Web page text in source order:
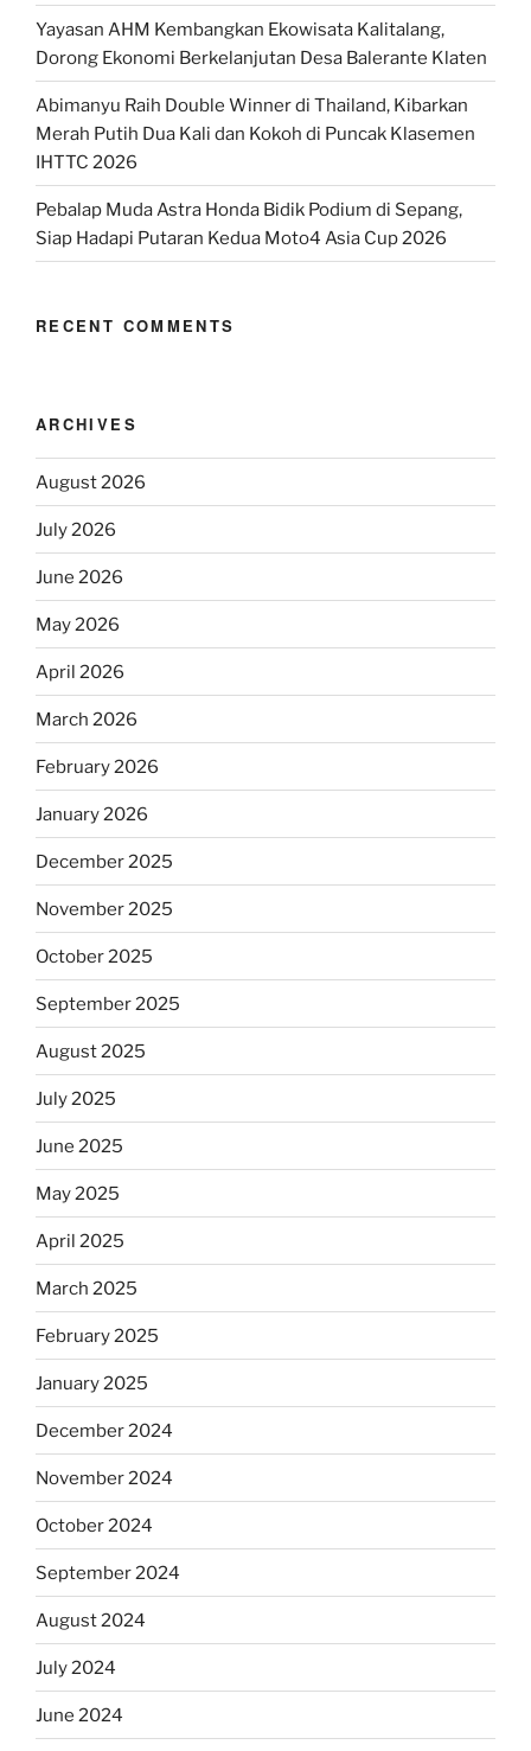
Yayasan AHM Kembangkan Ekowisata Kalitalang,
Dorong Ekonomi Berkelanjutan Desa Balerante Klaten
Abimanyu Raih Double Winner di Thailand, Kibarkan
Merah Putih Dua Kali dan Kokoh di Puncak Klasemen
IHTTC 2026
Pebalap Muda Astra Honda Bidik Podium di Sepang,
Siap Hadapi Putaran Kedua Moto4 Asia Cup 2026
RECENT COMMENTS
ARCHIVES
August 2026
July 2026
June 2026
May 2026
April 2026
March 2026
February 2026
January 2026
December 2025
November 2025
October 2025
September 2025
August 2025
July 2025
June 2025
May 2025
April 2025
March 2025
February 2025
January 2025
December 2024
November 2024
October 2024
September 2024
August 2024
July 2024
June 2024